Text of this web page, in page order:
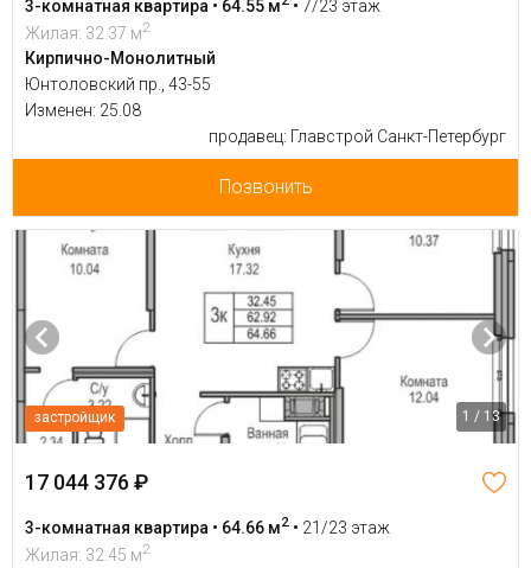
3-комнатная квартира • 64.55 м • 7/23 этаж
Жилая: 32.37 м2
Кирпично-Монолитный
Юнтоловский пр., 43-55
Изменен: 25.08
продавец: Главстрой Санкт-Петербург
Позвонить
застройщик 1 / 13
17 044 376 ₽
3-комнатная квартира • 64.66 м2 • 21/23 этаж
Жилая: 32.45 м2